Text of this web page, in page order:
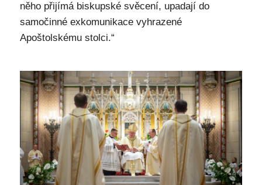
něho přijímá biskupské svěcení, upadají do
samočinné exkomunikace vyhrazené
Apoštolskému stolci.“